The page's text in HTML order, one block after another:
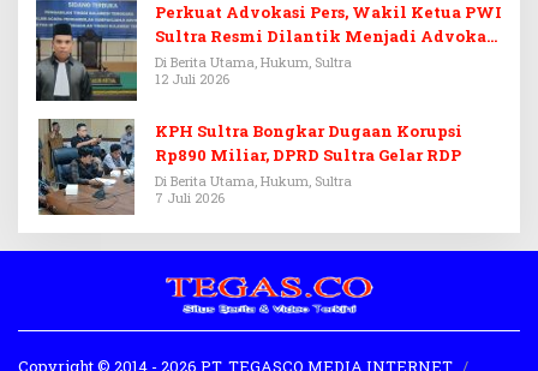
Perkuat Advokasi Pers, Wakil Ketua PWI
Sultra Resmi Dilantik Menjadi Advokat
PERADI
Di Berita Utama, Hukum, Sultra
12 Juli 2026
KPH Sultra Bongkar Dugaan Korupsi
Rp890 Miliar, DPRD Sultra Gelar RDP
Di Berita Utama, Hukum, Sultra
7 Juli 2026
Copyright © 2014 - 2026 PT. TEGASCO MEDIA INTERNET